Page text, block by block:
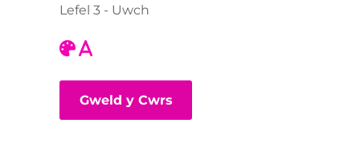
Lefel 3 - Uwch
Gweld y Cwrs